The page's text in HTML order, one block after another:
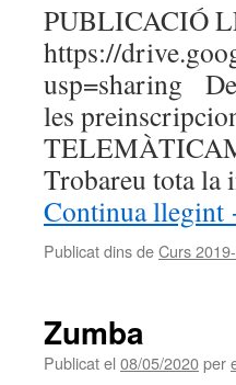
PUBLICACIÓ
https://
usp=sharing
les
Trobareu tota
Continua llegint
Publicat dins deCurs
Zumba
Publicat el 08/05/2020per